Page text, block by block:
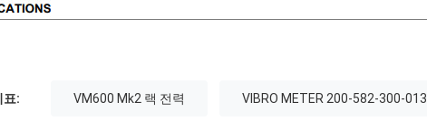
표: VM600 Mk2 랙 전력 VIBRO METER 200-582-300-013